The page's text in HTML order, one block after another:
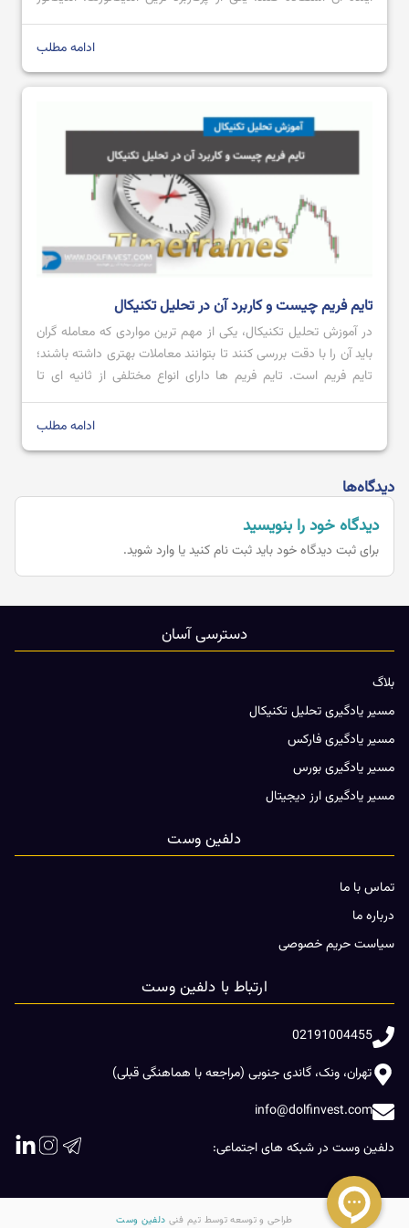
ATR است که محبوبیت بالایی میان معامله گران داشته و از آن
ادامه مطلب
تایم فریم چیست و کاربرد آن در تحلیل تکنیکال
در آموزش تحلیل تکنیکال، یکی از مهم ترین مواردی که معامله گران
باید آن را با دقت بررسی کنند تا بتوانند معاملات بهتری داشته باشند؛
تایم فریم است. تایم فریم‌ ها دارای انواع مختلفی از ثانیه ای تا
ماهانه می باشند که هر کدام با توجه به نیاز معامله گر می تواند یک
ادامه مطلب
دیدگاه‌ها
دیدگاه خود را بنویسید
برای ثبت دیدگاه خود بایدثبت نام کنید یا وارد شوید.
دسترسی آسان
بلاگ
مسیر یادگیری تحلیل تکنیکال
مسیر یادگیری فارکس
مسیر یادگیری بورس
مسیر یادگیری ارز دیجیتال
دلفین وست
تماس با ما
درباره ما
سیاست حریم خصوصی
ارتباط با دلفین وست
02191004455
تهران، ونک، گاندی جنوبی (مراجعه با هماهنگی قبلی)
info@dolfinvest.com
دلفین وست در شبکه های اجتماعی:
طراحی و توسعه توسط تیم فنی دلفین وست